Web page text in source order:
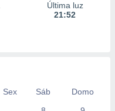
Última luz
21:52
Sex Sáb
Domo